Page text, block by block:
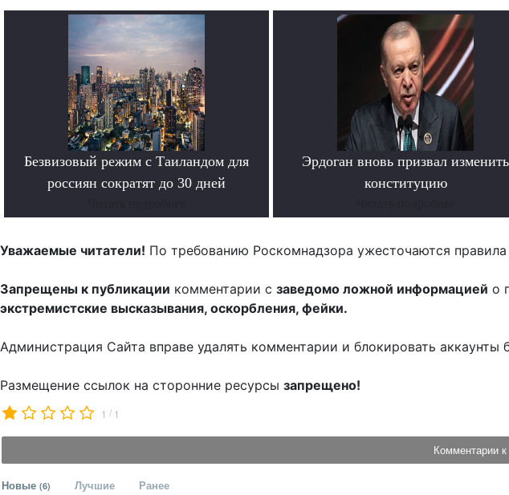
Безвизовый режим с Таиландом для
россиян сократят до 30 дней
Эрдоган вновь призвал изменить
конституцию
Уважаемые читатели! По требованию Роскомнадзора ужесточаются
Запрещены к публикации комментарии с заведомо ложной информацией о
экстремистские высказывания, оскорбления, фейки.
Администрация Сайта вправе удалять комментарии и блокировать аккаунты
Размещение ссылок на сторонние ресурсы запрещено!
1 / 1
Комментарии
Новые (6) Лучшие Ранее